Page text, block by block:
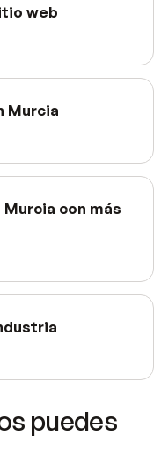
web
Murcia
con más
puedes